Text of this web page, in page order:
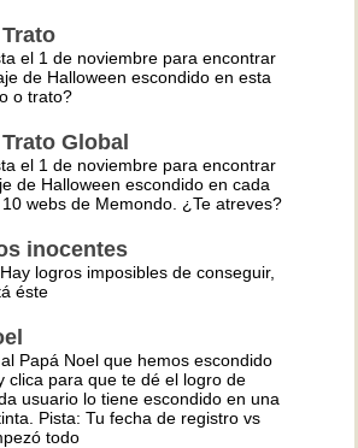
el 1 de noviembre para encontrar
de Halloween escondido en esta
o trato?
Global
el 1 de noviembre para encontrar
de Halloween escondido en cada
webs de Memondo. ¿Te atreves?
inocentes
logros imposibles de conseguir,
éste
Papá Noel que hemos escondido
clica para que te dé el logro de
usuario lo tiene escondido en una
Pista: Tu fecha de registro vs
todo